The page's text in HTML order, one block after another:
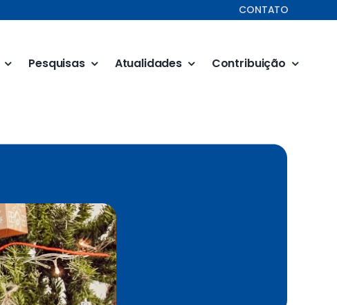
CONTATO
Pesquisas Atualidades Contribuição